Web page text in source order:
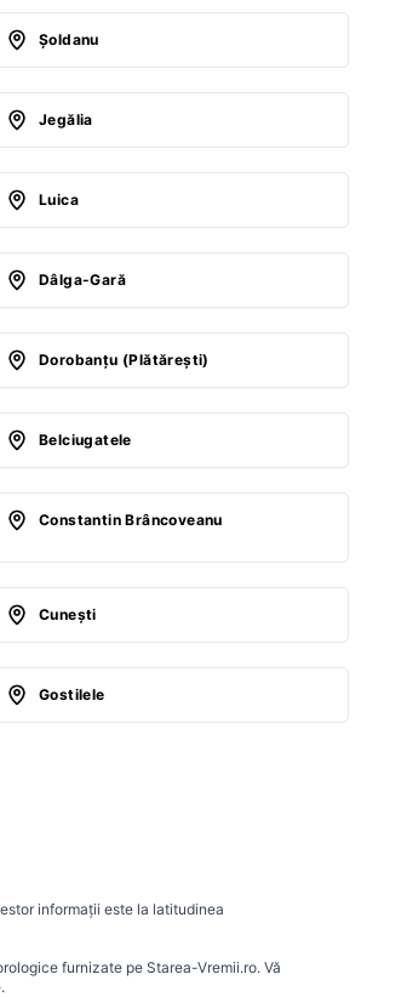
Şoldanu
Jegălia
Luica
Dâlga-Gară
Dorobanţu (Plătăreşti)
Belciugatele
Constantin Brâncoveanu
Cuneşti
Gostilele
informații este la latitudinea
furnizate pe Starea-Vremii.ro. Vă